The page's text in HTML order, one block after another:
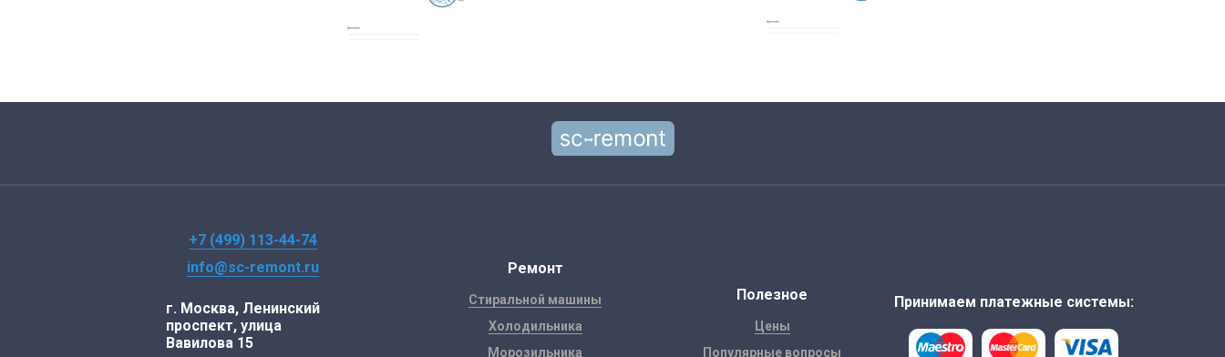
+7 (499) 113-44-74
info@sc-remont.ru
г. Москва, Ленинский
проспект, улица
Вавилова 15
Ремонт
Стиральной машины
Холодильника
Морозильника
Полезное
Цены
Популярные вопросы
Принимаем платежные системы: